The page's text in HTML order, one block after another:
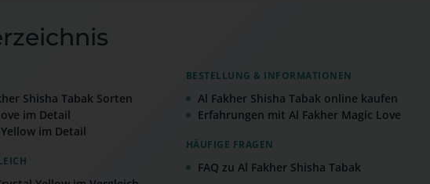
Shisha Tabak Sorten
im Detail
im Detail
BESTELLUNG & INFORMATIONEN
Al Fakher Shisha Tabak online kaufen
Erfahrungen mit Al Fakher Magic Love
HÄUFIGE FRAGEN
FAQ zu Al Fakher Shisha Tabak